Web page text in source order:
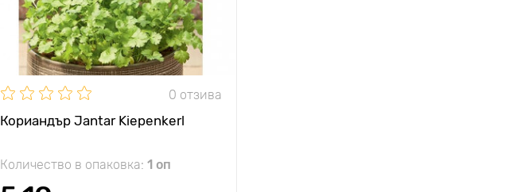
0 отзива
Кориандър Jantar Kiepenkerl
Количество в опаковка: 1 оп